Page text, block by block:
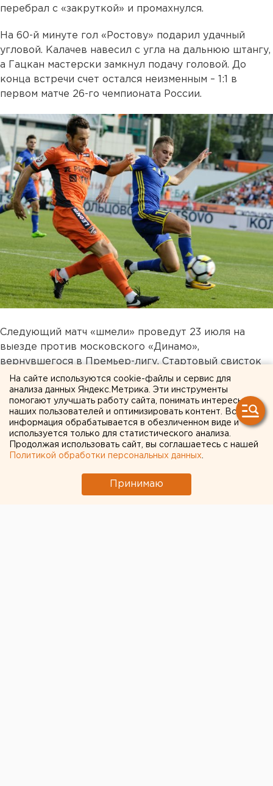
перебрал с «закруткой» и промахнулся.
На 60-й минуте гол «Ростову» подарил удачный
угловой. Калачев навесил с угла на дальнюю штангу,
а Гацкан мастерски замкнул подачу головой. До
конца встречи счет остался неизменным – 1:1 в
первом матче 26-го чемпионата России.
Следующий матч «шмели» проведут 23 июля на
выезде против московского «Динамо»,
вернувшегося в Премьер-лигу. Стартовый свисток
прозвучит в 17:30 по московскому времени.
На сайте используются cookie-файлы и сервис для
анализа данных Яндекс.Метрика. Эти инструменты
помогают улучшать работу сайта, понимать интересы
наших пользователей и оптимизировать контент. Вся
информация обрабатывается в обезличенном виде и
используется только для статистического анализа.
Продолжая использовать сайт, вы соглашаетесь с нашей
Политикой обработки персональных данных
Принимаю